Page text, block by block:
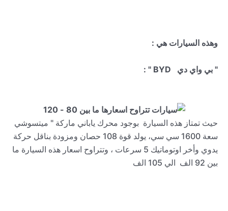
وهذه السيارات هي :
" بي واي دي BYD
" :
حيث تمتاز هذه السيارة بوجود محرك ياباني ماركة " ميتسوشي
سعة 1600 سي سي، يولد قوة 108 حصان ومزودة بناقل حركة
يدوي وأخر اوتوماتيك 5 سرعات ، وتتراوح اسعار هذه السيارة ما
بين 92 الف الي 105 الف